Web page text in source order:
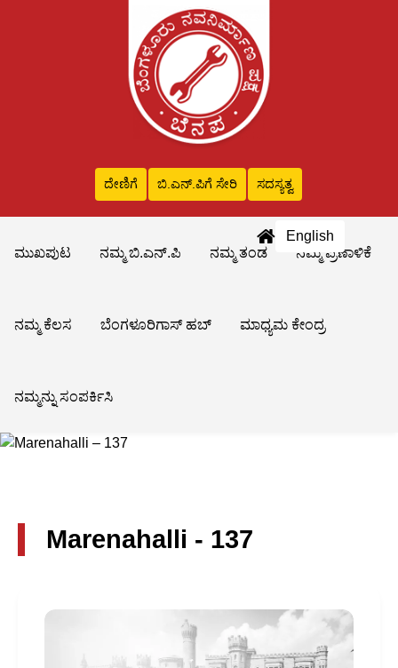
ದೇಣಿಗೆ ಬಿ.ಎನ್‌.ಪಿಗೆ ಸೇರಿ ಸದಸ್ಯತ್ವ
English
ಮುಖಪುಟ
ನಮ್ಮ ಬಿ.ಎನ್.ಪಿ ನಮ್ಮ ತಂಡ ನಮ್ಮ ಪ್ರಣಾಳಿಕೆ
ನಮ್ಮ ಕೆಲಸ ಬೆಂಗಳೂರಿಗಾಸ್ ಹಬ್ ಮಾಧ್ಯಮ ಕೇಂದ್ರ
ನಮ್ಮನ್ನು ಸಂಪರ್ಕಿಸಿ
Marenahalli - 137